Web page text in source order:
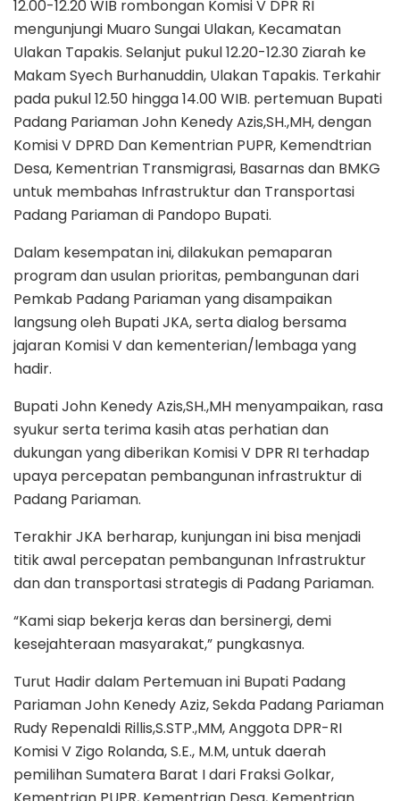
12.00-12.20 WIB rombongan Komisi V DPR RI
mengunjungi Muaro Sungai Ulakan, Kecamatan
Ulakan Tapakis. Selanjut pukul 12.20-12.30 Ziarah ke
Makam Syech Burhanuddin, Ulakan Tapakis. Terkahir
pada pukul 12.50 hingga 14.00 WIB. pertemuan Bupati
Padang Pariaman John Kenedy Azis,SH.,MH, dengan
Komisi V DPRD Dan Kementrian PUPR, Kemendtrian
Desa, Kementrian Transmigrasi, Basarnas dan BMKG
untuk membahas Infrastruktur dan Transportasi
Padang Pariaman di Pandopo Bupati.
Dalam kesempatan ini, dilakukan pemaparan
program dan usulan prioritas, pembangunan dari
Pemkab Padang Pariaman yang disampaikan
langsung oleh Bupati JKA, serta dialog bersama
jajaran Komisi V dan kementerian/lembaga yang
hadir.
Bupati John Kenedy Azis,SH.,MH menyampaikan, rasa
syukur serta terima kasih atas perhatian dan
dukungan yang diberikan Komisi V DPR RI terhadap
upaya percepatan pembangunan infrastruktur di
Padang Pariaman.
Terakhir JKA berharap, kunjungan ini bisa menjadi
titik awal percepatan pembangunan Infrastruktur
dan dan transportasi strategis di Padang Pariaman.
“Kami siap bekerja keras dan bersinergi, demi
kesejahteraan masyarakat,” pungkasnya.
Turut Hadir dalam Pertemuan ini Bupati Padang
Pariaman John Kenedy Aziz, Sekda Padang Pariaman
Rudy Repenaldi Rillis,S.STP.,MM, Anggota DPR-RI
Komisi V Zigo Rolanda, S.E., M.M, untuk daerah
pemilihan Sumatera Barat I dari Fraksi Golkar,